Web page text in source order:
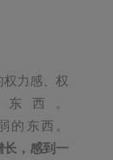
力感、权
西。
东西。
，感到一